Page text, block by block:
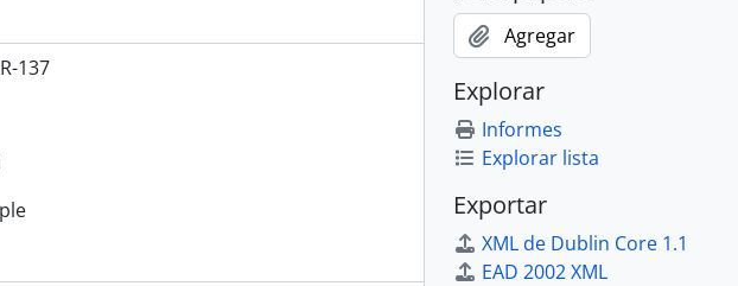
137
Agregar
Explorar
Informes
Explorar lista
Exportar
XML de Dublin Core 1.1
EAD 2002 XML